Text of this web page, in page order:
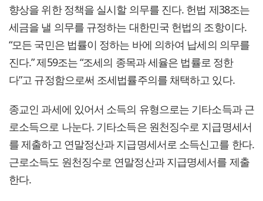
향상을 위한 정책을 실시할 의무를 진다. 헌법 제38조는
세금을 낼 의무를 규정하는 대한민국 헌법의 조항이다.
“모든 국민은 법률이 정하는 바에 의하여 납세의 의무를
진다.” 제59조는 “조세의 종목과 세율은 법률로 정한
다”고 규정함으로써 조세법률주의를 채택하고 있다.
종교인 과세에 있어서 소득의 유형으로는 기타소득과 근
로소득으로 나눈다. 기타소득은 원천징수로 지급명세서
를 제출하고 연말정산과 지급명세서로 소득신고를 한다.
근로소득도 원천징수로 연말정산과 지급명세서를 제출
한다.